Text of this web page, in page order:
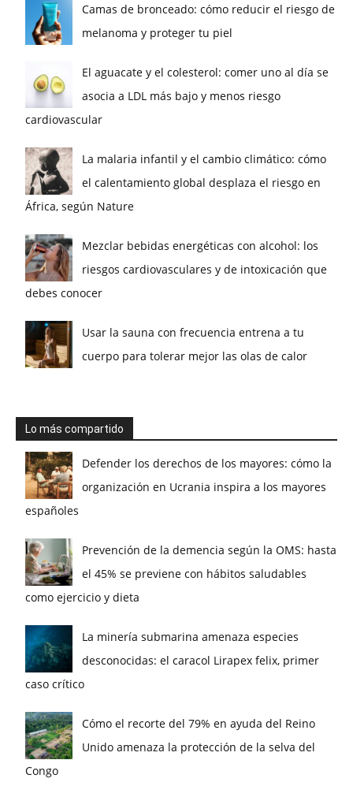
Camas de bronceado: cómo reducir el riesgo de
melanoma y proteger tu piel
El aguacate y el colesterol: comer uno al día se
asocia a LDL más bajo y menos riesgo
cardiovascular
La malaria infantil y el cambio climático: cómo
el calentamiento global desplaza el riesgo en
África, según Nature
Mezclar bebidas energéticas con alcohol: los
riesgos cardiovasculares y de intoxicación que
debes conocer
Usar la sauna con frecuencia entrena a tu
cuerpo para tolerar mejor las olas de calor
Lo más compartido
Defender los derechos de los mayores: cómo la
organización en Ucrania inspira a los mayores
españoles
Prevención de la demencia según la OMS: hasta
el 45% se previene con hábitos saludables
como ejercicio y dieta
La minería submarina amenaza especies
desconocidas: el caracol Lirapex felix, primer
caso crítico
Cómo el recorte del 79% en ayuda del Reino
Unido amenaza la protección de la selva del
Congo